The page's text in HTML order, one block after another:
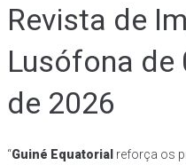
Revista de
Lusófona de
de 2026
“Guiné Equatorial reforça os